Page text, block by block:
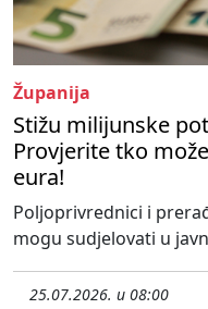
Županija
Stižu milijunske
Provjerite tko
eura!
Poljoprivrednici i
mogu sudjelovati u
25.07.2026. u 08:00